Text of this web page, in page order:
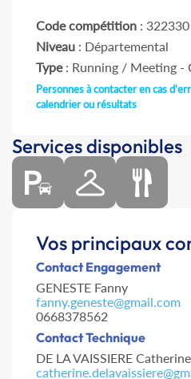
Code compétition : 322330
Niveau : Départemental
Type: Running / Meeting -
Personnes à contacter en cas
calendrier ou résultats
Services disponibles
Vos principaux
Contact Engagement
GENESTE Fanny
fanny.geneste@gmail.com
0668378562
Contact Technique
DE LA VAISSIERE Catherine